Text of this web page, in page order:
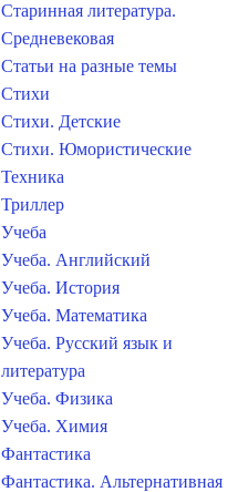
Старинная литература.
Средневековая
Статьи на разные темы
Стихи
Стихи. Детские
Стихи. Юмористические
Техника
Триллер
Учеба
Учеба. Английский
Учеба. История
Учеба. Математика
Учеба. Русский язык и
литература
Учеба. Физика
Учеба. Химия
Фантастика
Фантастика. Альтернативная